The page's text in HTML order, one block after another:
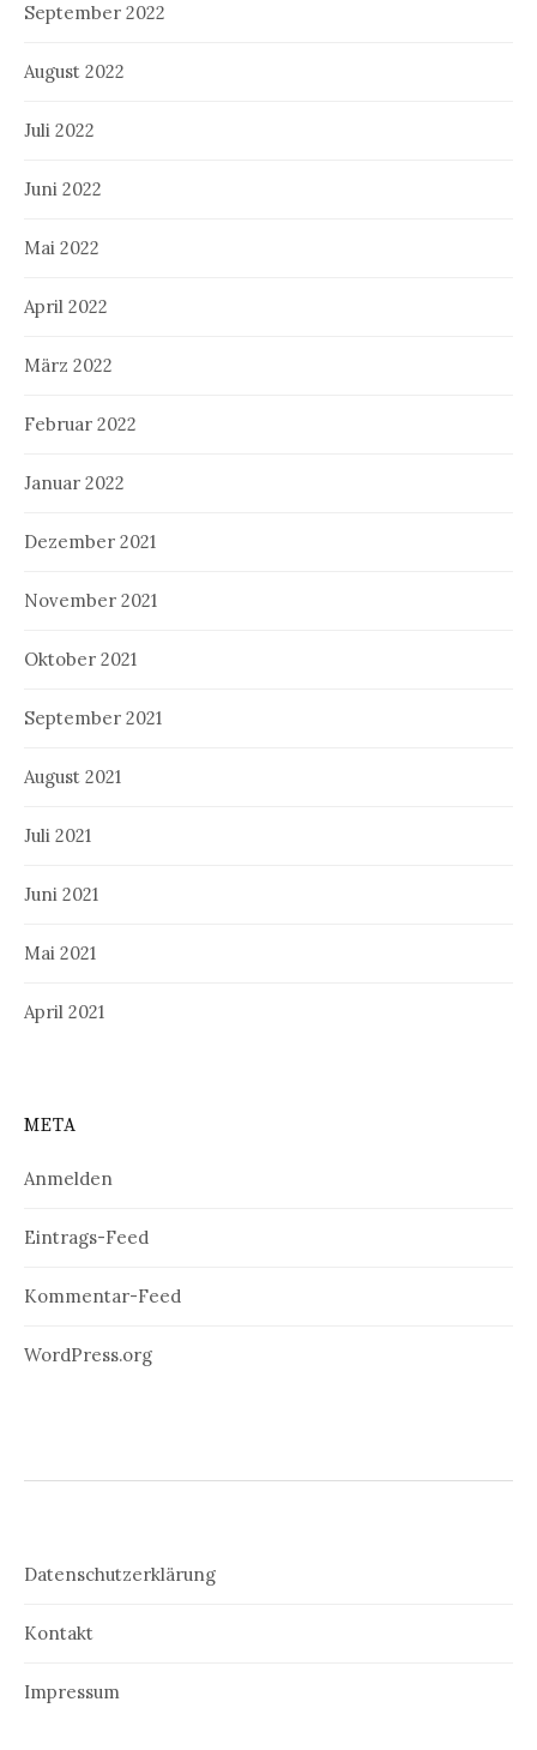
September 2022
August 2022
Juli 2022
Juni 2022
Mai 2022
April 2022
März 2022
Februar 2022
Januar 2022
Dezember 2021
November 2021
Oktober 2021
September 2021
August 2021
Juli 2021
Juni 2021
Mai 2021
April 2021
META
Anmelden
Eintrags-Feed
Kommentar-Feed
WordPress.org
Datenschutzerklärung
Kontakt
Impressum